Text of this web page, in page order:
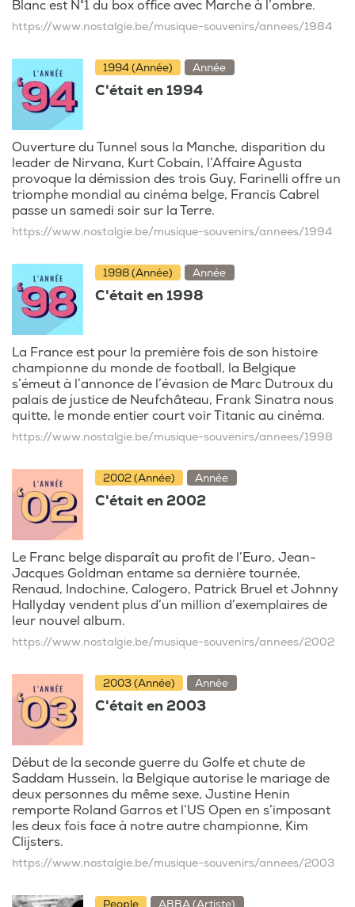
Blanc est N°1 du box office avec Marche à l’ombre.
https://www.nostalgie.be/musique-souvenirs/annees/1984
1994 (Année) Année
C'était en 1994
Ouverture du Tunnel sous la Manche, disparition du
leader de Nirvana, Kurt Cobain, l’Affaire Agusta
provoque la démission des trois Guy, Farinelli offre un
triomphe mondial au cinéma belge, Francis Cabrel
passe un samedi soir sur la Terre.
https://www.nostalgie.be/musique-souvenirs/annees/1994
1998 (Année) Année
C'était en 1998
La France est pour la première fois de son histoire
championne du monde de football, la Belgique
s’émeut à l’annonce de l’évasion de Marc Dutroux du
palais de justice de Neufchâteau, Frank Sinatra nous
quitte, le monde entier court voir Titanic au cinéma.
https://www.nostalgie.be/musique-souvenirs/annees/1998
2002 (Année) Année
C'était en 2002
Le Franc belge disparaît au profit de l’Euro, Jean-
Jacques Goldman entame sa dernière tournée,
Renaud, Indochine, Calogero, Patrick Bruel et Johnny
Hallyday vendent plus d’un million d’exemplaires de
leur nouvel album.
https://www.nostalgie.be/musique-souvenirs/annees/2002
2003 (Année) Année
C'était en 2003
Début de la seconde guerre du Golfe et chute de
Saddam Hussein, la Belgique autorise le mariage de
deux personnes du même sexe, Justine Henin
remporte Roland Garros et l’US Open en s’imposant
les deux fois face à notre autre championne, Kim
Clijsters.
https://www.nostalgie.be/musique-souvenirs/annees/2003
People
ABBA (Artiste)